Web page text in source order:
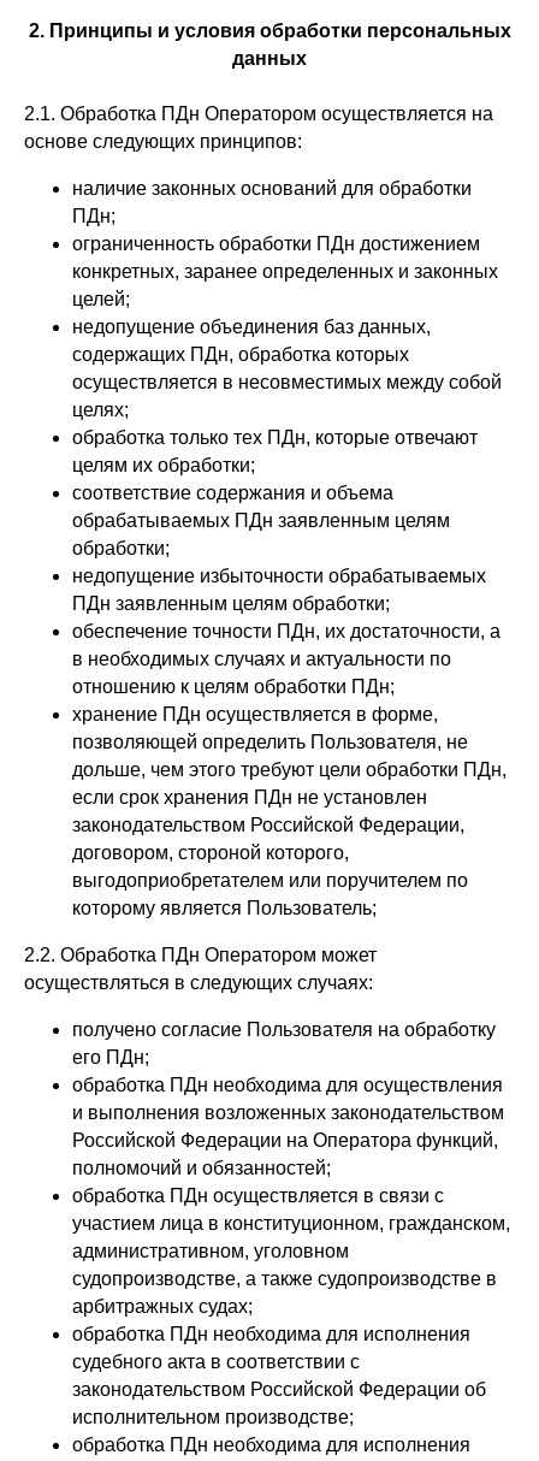
2. Принципы и условия обработки персональных
данных
2.1. Обработка ПДн Оператором осуществляется на
основе следующих принципов:
наличие законных оснований для обработки
ПДн;
ограниченность обработки ПДн достижением
конкретных, заранее определенных и законных
целей;
недопущение объединения баз данных,
содержащих ПДн, обработка которых
осуществляется в несовместимых между собой
целях;
обработка только тех ПДн, которые отвечают
целям их обработки;
соответствие содержания и объема
обрабатываемых ПДн заявленным целям
обработки;
недопущение избыточности обрабатываемых
ПДн заявленным целям обработки;
обеспечение точности ПДн, их достаточности, а
в необходимых случаях и актуальности по
отношению к целям обработки ПДн;
хранение ПДн осуществляется в форме,
позволяющей определить Пользователя, не
дольше, чем этого требуют цели обработки ПДн,
если срок хранения ПДн не установлен
законодательством Российской Федерации,
договором, стороной которого,
выгодоприобретателем или поручителем по
которому является Пользователь;
2.2. Обработка ПДн Оператором может
осуществляться в следующих случаях:
получено согласие Пользователя на обработку
его ПДн;
обработка ПДн необходима для осуществления
и выполнения возложенных законодательством
Российской Федерации на Оператора функций,
полномочий и обязанностей;
обработка ПДн осуществляется в связи с
участием лица в конституционном, гражданском,
административном, уголовном
судопроизводстве, а также судопроизводстве в
арбитражных судах;
обработка ПДн необходима для исполнения
судебного акта в соответствии с
законодательством Российской Федерации об
исполнительном производстве;
обработка ПДн необходима для исполнения